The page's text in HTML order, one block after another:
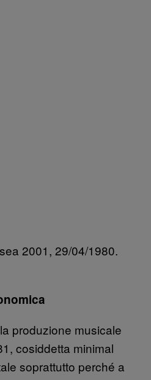
2001, 29/04/1980.
produzione musicale
cosiddetta minimal
soprattutto perché a